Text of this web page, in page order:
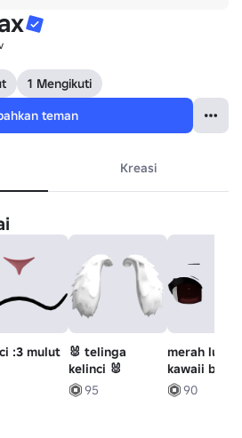
1 Mengikuti
teman
Kreasi
:3 mulut
🐰 telinga
kelinci 🐰
95
merah lucu
kawaii
moe mata
90